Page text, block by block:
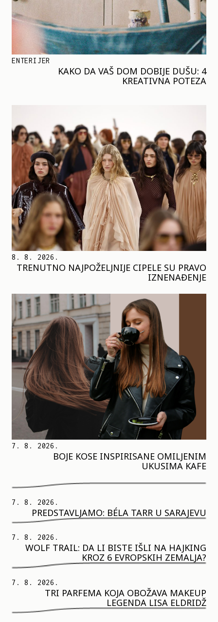
ENTERIJER
KAKO DA VAŠ DOM DOBIJE DUŠU: 4
KREATIVNA POTEZA
8. 8. 2026.
TRENUTNO NAJPOŽELJNIJE CIPELE SU PRAVO
IZNENAĐENJE
7. 8. 2026.
BOJE KOSE INSPIRISANE OMILJENIM
UKUSIMA KAFE
7. 8. 2026.
PREDSTAVLJAMO: BÉLA TARR U SARAJEVU
7. 8. 2026.
WOLF TRAIL: DA LI BISTE IŠLI NA HAJKING
KROZ 6 EVROPSKIH ZEMALJA?
7. 8. 2026.
TRI PARFEMA KOJA OBOŽAVA MAKEUP
LEGENDA LISA ELDRIDŽ